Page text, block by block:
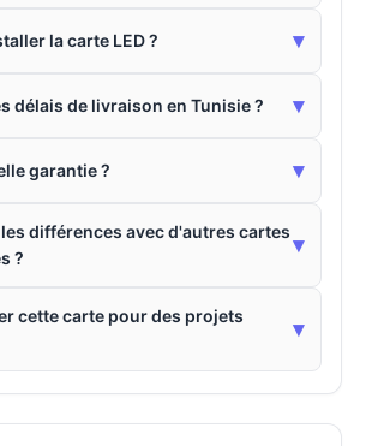
la carte LED ? ▾
délais de livraison en Tunisie ? ▾
garantie ? ▾
différences avec d'autres cartes
?
▾
cette carte pour des projets
▾